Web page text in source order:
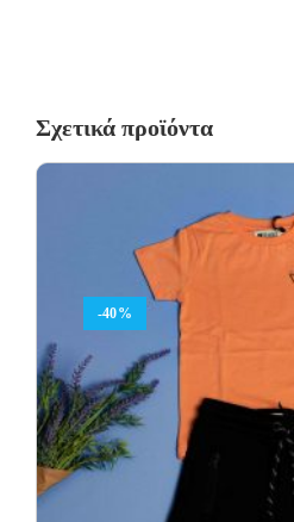
Σχετικά προϊόντα
-40%